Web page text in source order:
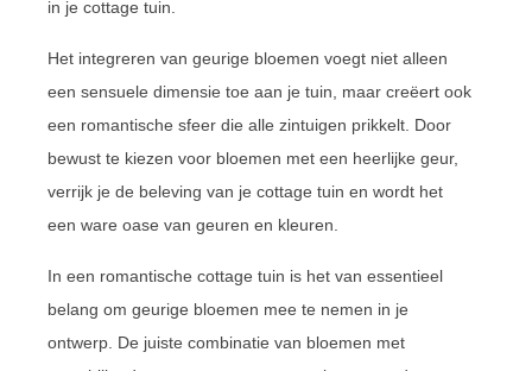
in je cottage tuin.
Het integreren van geurige bloemen voegt niet alleen
een sensuele dimensie toe aan je tuin, maar creëert ook
een romantische sfeer die alle zintuigen prikkelt. Door
bewust te kiezen voor bloemen met een heerlijke geur,
verrijk je de beleving van je cottage tuin en wordt het
een ware oase van geuren en kleuren.
In een romantische cottage tuin is het van essentieel
belang om geurige bloemen mee te nemen in je
ontwerp. De juiste combinatie van bloemen met